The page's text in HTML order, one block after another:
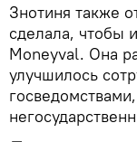
Знотиня также
сделала, чтобы
Moneyval. Она
улучшилось